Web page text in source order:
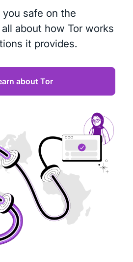
safe on the
about how Tor works
it provides.
about Tor